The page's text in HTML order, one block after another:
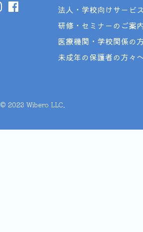
法人・学校向けサービ
研修・セミナーのご案
医療機関・学校関係の
未成年の保護者の方々
©︎ 2023 Wibero LLC.